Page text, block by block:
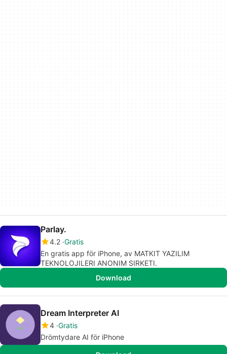
Parlay.
4.2 Gratis
En gratis app för iPhone, av MATKIT YAZILIM
TEKNOLOJILERI ANONIM SIRKETI.
Download
Dream Interpreter AI
4 Gratis
Drömtydare AI för iPhone